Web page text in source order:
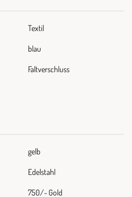
Textil
blau
Faltverschluss
gelb
Edelstahl
750/- Gold